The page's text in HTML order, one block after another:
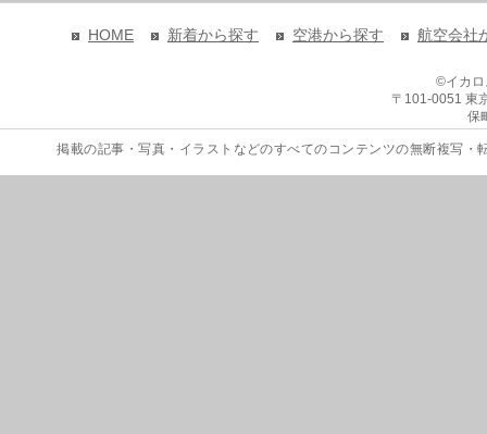
HOME 新着から探す 空港から探す 航空会社
©イカ
〒101-0051 東
保
掲載の記事・写真・イラストなどのすべてのコンテンツの無断複